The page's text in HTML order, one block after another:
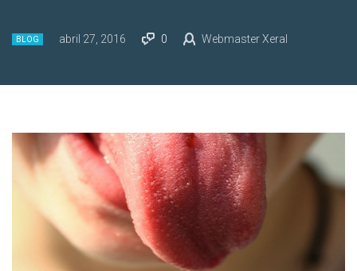
BLOG abril 27, 2016 0 Webmaster Xeral